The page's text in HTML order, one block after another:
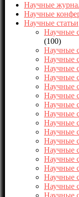
Научные
Научные
Научные статьи
Научные
(100)
Научные
Научные
Научные
Научные
Научные
Научные
Научные
Научные
Научные
Научные
Научные
Научные
Научные
Научные
Научные
Научные